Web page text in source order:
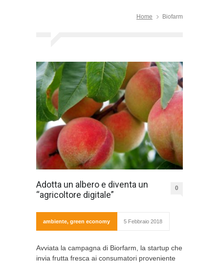
Home Biofarm
Adotta un albero e diventa un
“agricoltore digitale”
0
ambiente, green economy 5 Febbraio 2018
Avviata la campagna di Biorfarm, la startup che
invia frutta fresca ai consumatori proveniente